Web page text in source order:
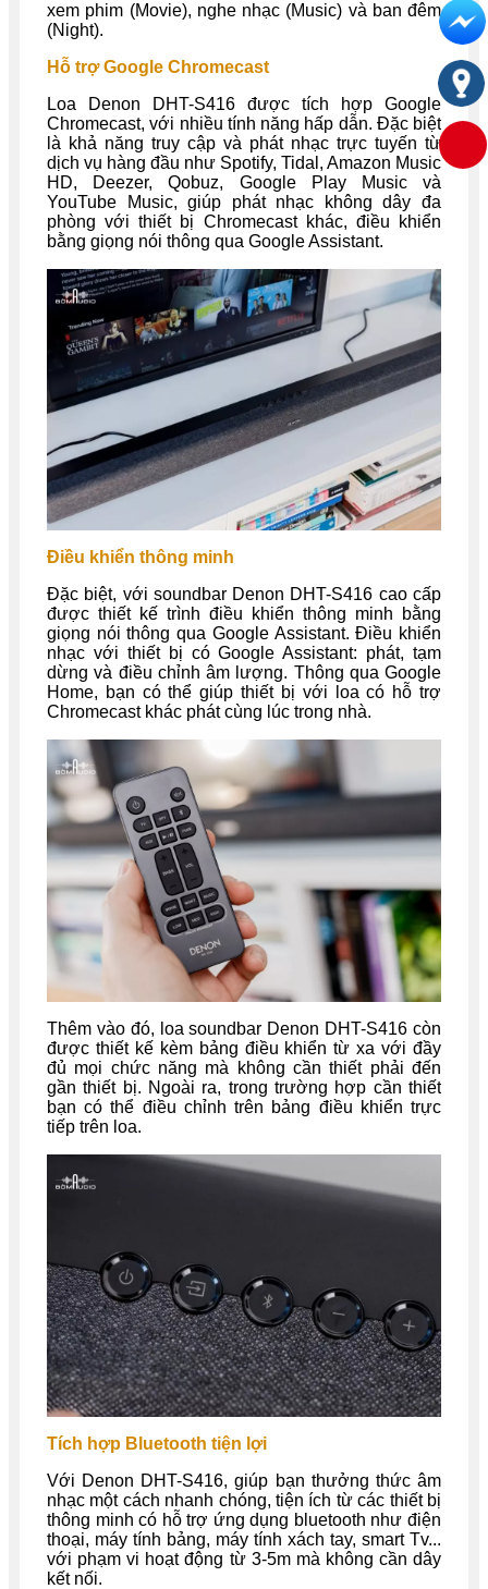
xem phim (Movie), nghe nhạc (Music) và ban đêm
(Night).
Hỗ trợ Google Chromecast
Loa Denon DHT-S416 được tích hợp Google
Chromecast, với nhiều tính năng hấp dẫn. Đặc biệt
là khả năng truy cập và phát nhạc trực tuyến từ
dịch vụ hàng đầu như Spotify, Tidal, Amazon Music
HD, Deezer, Qobuz, Google Play Music và
YouTube Music, giúp phát nhạc không dây đa
phòng với thiết bị Chromecast khác, điều khiển
bằng giọng nói thông qua Google Assistant.
Điều khiển thông minh
Đặc biệt, với soundbar Denon DHT-S416 cao cấp
được thiết kế trình điều khiển thông minh bằng
giọng nói thông qua Google Assistant. Điều khiển
nhạc với thiết bị có Google Assistant: phát, tạm
dừng và điều chỉnh âm lượng. Thông qua Google
Home, bạn có thể giúp thiết bị với loa có hỗ trợ
Chromecast khác phát cùng lúc trong nhà.
Thêm vào đó, loa soundbar Denon DHT-S416 còn
được thiết kế kèm bảng điều khiển từ xa với đầy
đủ mọi chức năng mà không cần thiết phải đến
gần thiết bị. Ngoài ra, trong trường hợp cần thiết
bạn có thể điều chỉnh trên bảng điều khiển trực
tiếp trên loa.
Tích hợp Bluetooth tiện lợi
Với Denon DHT-S416, giúp bạn thưởng thức âm
nhạc một cách nhanh chóng, tiện ích từ các thiết bị
thông minh có hỗ trợ ứng dụng bluetooth như điện
thoại, máy tính bảng, máy tính xách tay, smart Tv...
với phạm vi hoạt động từ 3-5m mà không cần dây
kết nối.